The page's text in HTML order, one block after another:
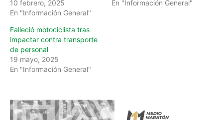
10 febrero, 2025
En "Información General"
En "Información General"
Falleció motociclista tras
impactar contra transporte
de personal
19 mayo, 2025
En "Información General"